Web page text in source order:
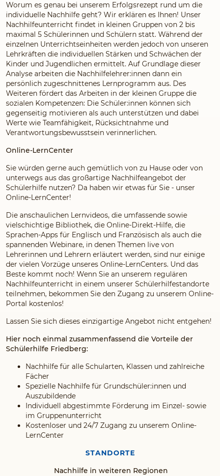
Worum es genau bei unserem Erfolgsrezept rund um die
individuelle Nachhilfe geht? Wir erklären es Ihnen! Unser
Nachhilfeunterricht findet in kleinen Gruppen von 2 bis
maximal 5 Schülerinnen und Schülern statt. Während der
einzelnen Unterrichtseinheiten werden jedoch von unseren
Lehrkräften die individuellen Stärken und Schwächen der
Kinder und Jugendlichen ermittelt. Auf Grundlage dieser
Analyse arbeiten die Nachhilfelehrer:innen dann ein
persönlich zugeschnittenes Lernprogramm aus. Des
Weiteren fördert das Arbeiten in der kleinen Gruppe die
sozialen Kompetenzen: Die Schüler:innen können sich
gegenseitig motivieren als auch unterstützen und dabei
Werte wie Teamfähigkeit, Rücksichtnahme und
Verantwortungsbewusstsein verinnerlichen.
Online-LernCenter
Sie würden gerne auch gemütlich von zu Hause oder von
unterwegs aus das großartige Nachhilfeangebot der
Schülerhilfe nutzen? Da haben wir etwas für Sie - unser
Online-LernCenter!
Die anschaulichen Lernvideos, die umfassende sowie
vielschichtige Bibliothek, die Online-Direkt-Hilfe, die
Sprachen-Apps für Englisch und Französisch als auch die
spannenden Webinare, in denen Themen live von
Lehrerinnen und Lehrern erläutert werden, sind nur einige
der vielen Vorzüge unseres Online-LernCenters. Und das
Beste kommt noch! Wenn Sie an unserem regulären
Nachhilfeunterricht in einem unserer Schülerhilfestandorte
teilnehmen, bekommen Sie den Zugang zu unserem Online-
Portal kostenlos!
Lassen Sie sich dieses einzigartige Angebot nicht entgehen!
Hier noch einmal zusammenfassend die Vorteile der
Schülerhilfe Friedberg:
Nachhilfe für alle Schularten, Klassen und zahlreiche
Fächer
Spezielle Nachhilfe für Grundschüler:innen und
Auszubildende
Individuell abgestimmte Förderung im Einzel- sowie
im Gruppenunterricht
Kostenloser und 24/7 Zugang zu unserem Online-
LernCenter
STANDORTE
Nachhilfe in weiteren Regionen